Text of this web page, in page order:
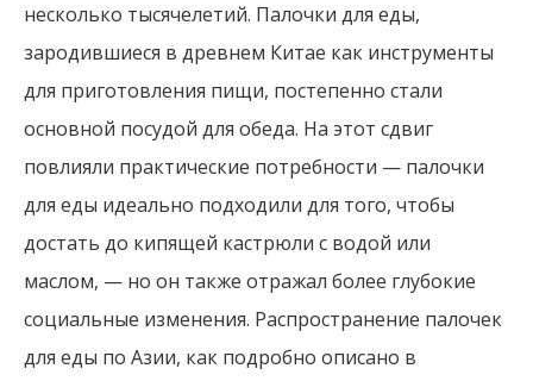
несколько тысячелетий. Палочки для еды,
зародившиеся в древнем Китае как инструменты
для приготовления пищи, постепенно стали
основной посудой для обеда. На этот сдвиг
повлияли практические потребности — палочки
для еды идеально подходили для того, чтобы
достать до кипящей кастрюли с водой или
маслом, — но он также отражал более глубокие
социальные изменения. Распространение палочек
для еды по Азии, как подробно описано в